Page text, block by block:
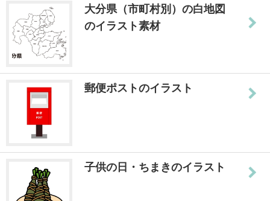
大分県（市町村別）の白地図
のイラスト素材
郵便ポストのイラスト
子供の日・ちまきのイラスト